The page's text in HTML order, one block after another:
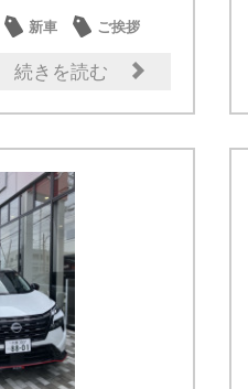
新車
ご挨拶
続きを読む